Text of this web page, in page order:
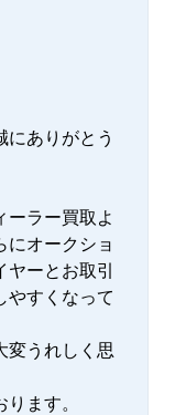
にありがとう
ーラー買取よ
にオークショ
ーとお取引
やすくなって
変うれしく思
ます。